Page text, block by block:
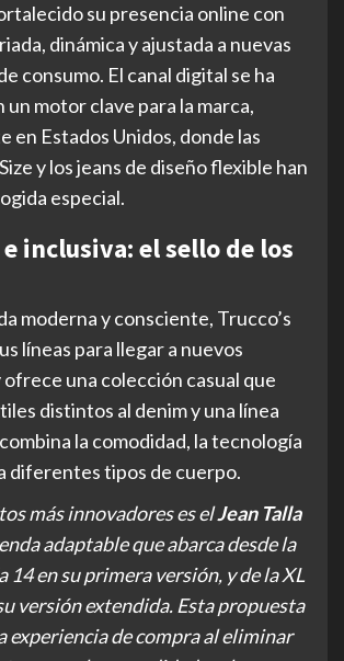
su presencia online con
dinámica y ajustada a nuevas
consumo. El canal digital se ha
motor clave para la marca,
en Estados Unidos, donde las
y los jeans de diseño flexible han
especial.
inclusiva: el sello de los
moderna y consciente, Trucco’s
líneas para llegar a nuevos
una colección casual que
distintos al denim y una línea
la comodidad, la tecnología
diferentes tipos de cuerpo.
más innovadores es elJean Talla
adaptable que abarca desde la
14 en su primera versión, y de la XL
versión extendida. Esta propuesta
experiencia de compra al eliminar